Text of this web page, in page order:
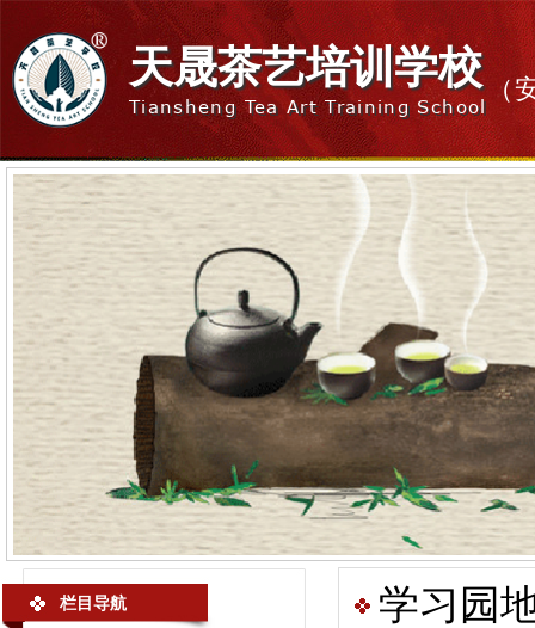
天晟茶艺培训学校
Tiansheng Tea Art Training School
（
栏目导航 学习园